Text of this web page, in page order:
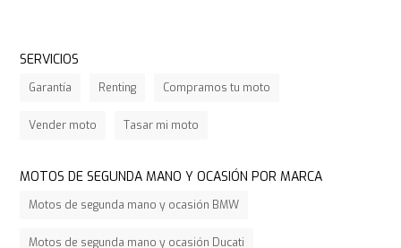
SERVICIOS
Garantía Renting Compramos tu moto
Vender moto Tasar mi moto
MOTOS DE SEGUNDA MANO Y OCASIÓN POR MARCA
Motos de segunda mano y ocasión BMW
Motos de segunda mano y ocasión Ducati